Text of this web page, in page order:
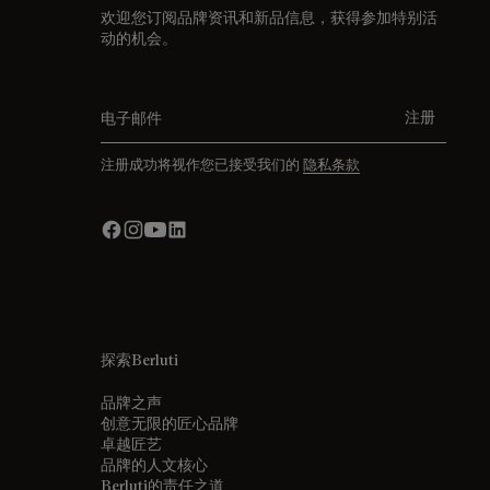
欢迎您订阅品牌资讯和新品信息，获得参加特别活
动的机会。
注册
注册成功将视作您已接受我们的 隐私条款
探索Berluti
品牌之声
创意无限的匠心品牌
卓越匠艺
品牌的人文核心
Berluti的责任之道